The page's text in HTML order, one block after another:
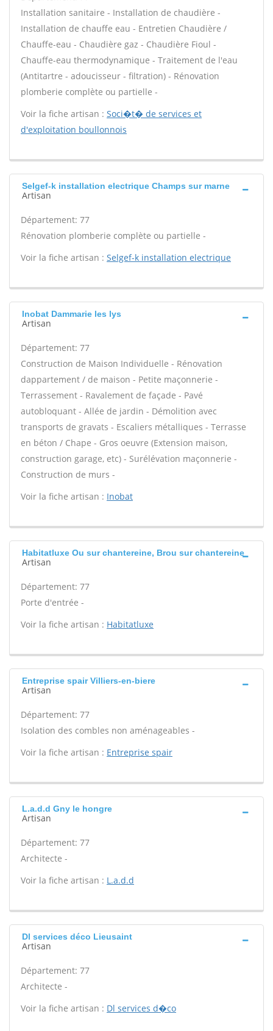
Installation sanitaire - Installation de chaudière -
Installation de chauffe eau - Entretien Chaudière /
Chauffe-eau - Chaudière gaz - Chaudière Fioul -
Chauffe-eau thermodynamique - Traitement de l'eau
(Antitartre - adoucisseur - filtration) - Rénovation
plomberie complète ou partielle -
Voir la fiche artisan : Soci�t� de services et
d'exploitation boullonnois
Selgef-k installation electrique Champs sur marne
Artisan
Département: 77
Rénovation plomberie complète ou partielle -
Voir la fiche artisan : Selgef-k installation electrique
Inobat Dammarie les lys
Artisan
Département: 77
Construction de Maison Individuelle - Rénovation
dappartement / de maison - Petite maçonnerie -
Terrassement - Ravalement de façade - Pavé
autobloquant - Allée de jardin - Démolition avec
transports de gravats - Escaliers métalliques - Terrasse
en béton / Chape - Gros oeuvre (Extension maison,
construction garage, etc) - Surélévation maçonnerie -
Construction de murs -
Voir la fiche artisan : Inobat
Habitatluxe Ou sur chantereine, Brou sur chantereine
Artisan
Département: 77
Porte d'entrée -
Voir la fiche artisan : Habitatluxe
Entreprise spair Villiers-en-biere
Artisan
Département: 77
Isolation des combles non aménageables -
Voir la fiche artisan : Entreprise spair
L.a.d.d Gny le hongre
Artisan
Département: 77
Architecte -
Voir la fiche artisan : L.a.d.d
Dl services déco Lieusaint
Artisan
Département: 77
Architecte -
Voir la fiche artisan : Dl services d�co